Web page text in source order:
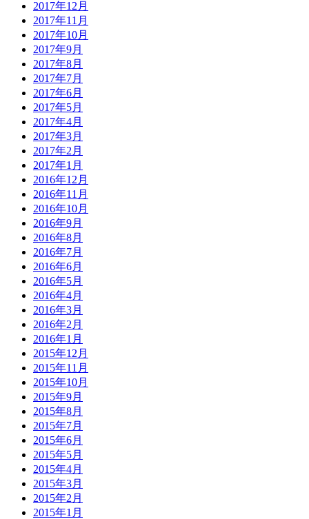
2017年12月
2017年11月
2017年10月
2017年9月
2017年8月
2017年7月
2017年6月
2017年5月
2017年4月
2017年3月
2017年2月
2017年1月
2016年12月
2016年11月
2016年10月
2016年9月
2016年8月
2016年7月
2016年6月
2016年5月
2016年4月
2016年3月
2016年2月
2016年1月
2015年12月
2015年11月
2015年10月
2015年9月
2015年8月
2015年7月
2015年6月
2015年5月
2015年4月
2015年3月
2015年2月
2015年1月